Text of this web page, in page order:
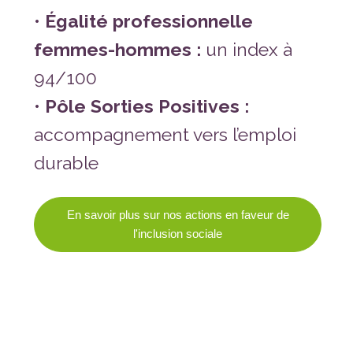
• Égalité professionnelle
femmes-hommes : un index à
94/100
• Pôle Sorties Positives :
accompagnement vers l’emploi
durable
En savoir plus sur nos actions en faveur de
l'inclusion sociale